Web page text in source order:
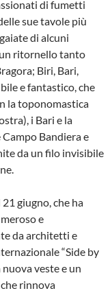
di fumetti
sue tavole più
di alcuni
ritornello tanto
Biri, Bari,
e fantastico, che
la toponomastica
i Bari e la
Bandiera e
da un filo invisibile
giugno, che ha
e
da architetti e
“Side by
veste e un
rinnova